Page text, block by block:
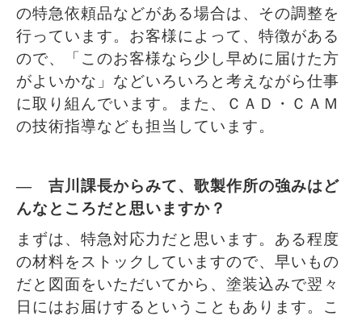
の特急依頼品などがある場合は、その調整を
行っています。お客様によって、特徴がある
ので、「このお客様なら少し早めに届けた方
がよいかな」などいろいろと考えながら仕事
に取り組んでいます。また、ＣＡＤ・ＣＡＭ
の技術指導なども担当しています。
― 吉川課長からみて、歌製作所の強みはど
んなところだと思いますか？
まずは、特急対応力だと思います。ある程度
の材料をストックしていますので、 早いもの
だと図面をいただいてから、塗装込みで翌々
日にはお届けするということもあります。こ